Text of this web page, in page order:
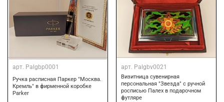
арт. Palgbp0001
Ручка расписная Паркер "Москва.
Кремль" в фирменной коробке
Parker
арт. Palgbv0021
Визитница сувенирная
персональная "Звезда" с ручной
росписью Палех в подарочном
футляре